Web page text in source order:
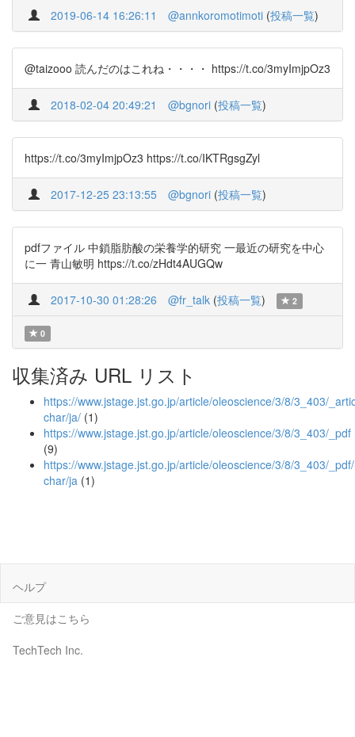
2019-06-14 16:26:11 @annkoromotimoti (投稿一覧)
@taizooo 読んだのはこれね・・・・ https://t.co/3myImjpOz3
2018-02-04 20:49:21 @bgnori (投稿一覧)
https://t.co/3myImjpOz3 https://t.co/IKTRgsgZyl
2017-12-25 23:13:55 @bgnori (投稿一覧)
pdfファイル 中鎖脂肪酸の栄養学的研究 一最近の研究を中心
に一 青山敏明 https://t.co/zHdt4AUGQw
2017-10-30 01:28:26 @fr_talk (投稿一覧) 2
0
収集済み URL リスト
https://www.jstage.jst.go.jp/article/oleoscience/3/8/3_403/
char/ja/ (1)
https://www.jstage.jst.go.jp/article/oleoscience/3/8/3_403/_pdf
(9)
https://www.jstage.jst.go.jp/article/oleoscience/3/8/3_403/
char/ja (1)
ヘルプ
ご意見はこちら
TechTech Inc.